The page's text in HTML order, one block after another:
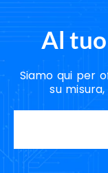
Al
Siamo qui per
su